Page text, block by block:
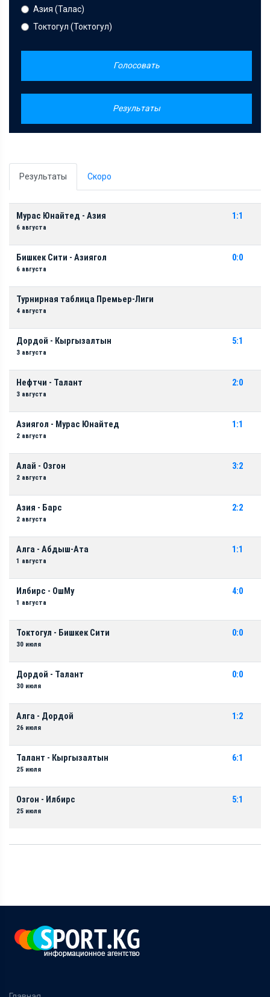
Азия (Талас)
Токтогул (Токтогул)
Голосовать
Результаты
Результаты Скоро
Мурас Юнайтед - Азия
6 августа
1:1
Бишкек Сити - Азиягол
6 августа
0:0
Турнирная таблица Премьер-Лиги
4 августа
Дордой - Кыргызалтын
3 августа
5:1
Нефтчи - Талант
3 августа
2:0
Азиягол - Мурас Юнайтед
2 августа
1:1
Алай - Озгон
2 августа
3:2
Азия - Барс
2 августа
2:2
Алга - Абдыш-Ата
1 августа
1:1
Илбирс - ОшМу
1 августа
4:0
Токтогул - Бишкек Сити
30 июля
0:0
Дордой - Талант
30 июля
0:0
Алга - Дордой
26 июля
1:2
Талант - Кыргызалтын
25 июля
6:1
Озгон - Илбирс
25 июля
5:1